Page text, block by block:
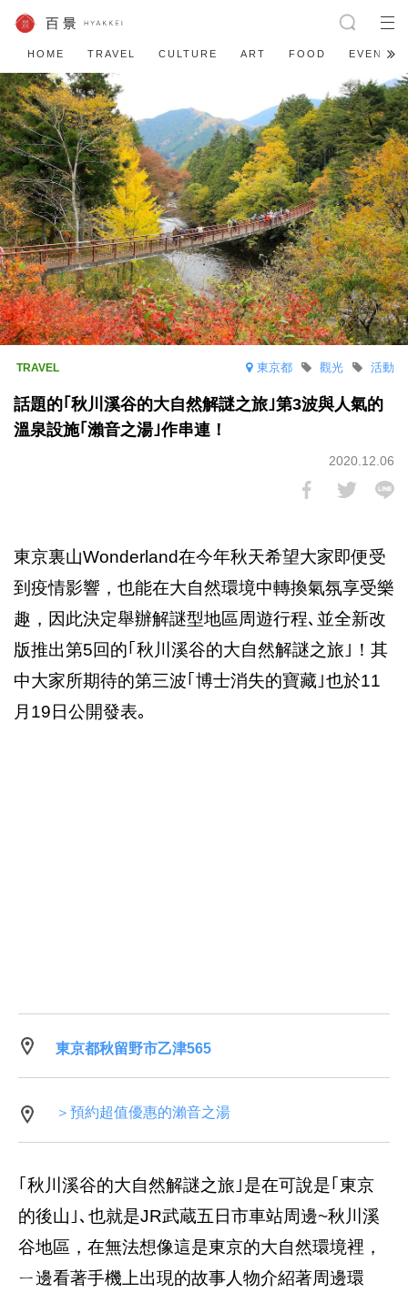
HOME TRAVEL CULTURE ART FOOD EVENT
東京都 活動
觀光
話題的｢秋川溪谷的大自然解謎之旅｣第3波與人氣的
溫泉設施｢瀨音之湯｣作串連！
2020.12.06
東京裏山Wonderland在今年秋天希望大家即便受
到疫情影響，也能在大自然環境中轉換氣氛享受樂
趣，因此決定舉辦解謎型地區周遊行程､並全新改
版推出第5回的｢秋川溪谷的大自然解謎之旅｣！其
中大家所期待的第三波｢博士消失的寶藏｣也於11
月19日公開發表｡
東京都秋留野市乙津565
＞預約超值優惠的瀨音之湯
｢秋川溪谷的大自然解謎之旅｣是在可說是｢東京
的後山｣､也就是JR武蔵五日市車站周邊~秋川溪
谷地區，在無法想像這是東京的大自然環境裡，
ㄧ邊看著手機上出現的故事人物介紹著周邊環